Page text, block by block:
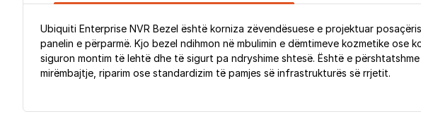
Ubiquiti Enterprise NVR Bezel është korniza zëvendësuese e projektuar
panelin e përparmë. Kjo bezel ndihmon në mbulimin e dëmtimeve kozmetike
siguron montim të lehtë dhe të sigurt pa ndryshime shtesë. Është e
mirëmbajtje, riparim ose standardizim të pamjes së infrastrukturës së rrjetit.